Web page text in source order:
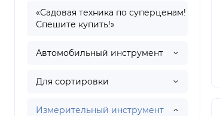
«Садовая техника по суперценам!
Спешите купить!»
Автомобильный инструмент
Для сортировки
Измерительный инструмент